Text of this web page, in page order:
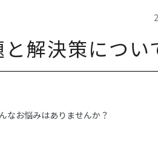
解決策につい
なお悩みはありませんか？